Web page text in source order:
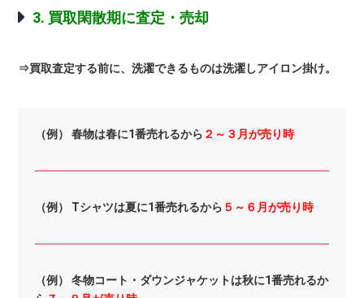
3. 買取閑散期に査定・売却
⇒買取査定する前に、洗濯できるものは洗濯しアイロン掛け。
（例） 春物は春に1番売れるから ２～３月が売り時
（例） Tシャツは夏に1番売れるから ５～６月が売り時
（例） 冬物コート・ダウンジャケットは秋に1番売れるか